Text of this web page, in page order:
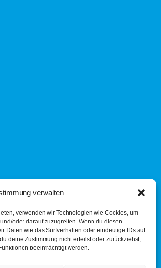
verwalten
verwenden wir Technologien wie Cookies, um
oder darauf zuzugreifen. Wenn du diesen
Daten wie das Surfverhalten oder eindeutige IDs auf
deine Zustimmung nicht erteilst oder zurückziehst,
beeinträchtigt werden.